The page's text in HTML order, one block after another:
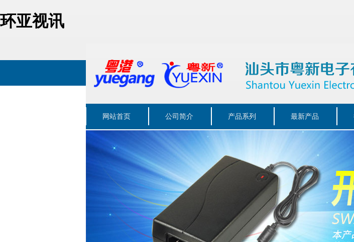
环亚视讯
网站首页 公司简介 产品系列 最新产品
联系我们